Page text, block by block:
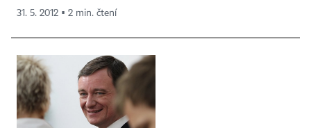
31. 5. 2012 ▪ 2 min. čtení